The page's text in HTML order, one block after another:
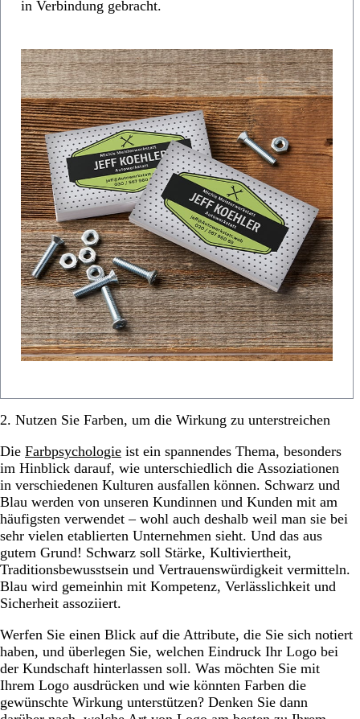
in Verbindung gebracht.
2. Nutzen Sie Farben, um die Wirkung zu unterstreichen
Die Farbpsychologie ist ein spannendes Thema, besonders
im Hinblick darauf, wie unterschiedlich die Assoziationen
in verschiedenen Kulturen ausfallen können. Schwarz und
Blau werden von unseren Kundinnen und Kunden mit am
häufigsten verwendet – wohl auch deshalb weil man sie bei
sehr vielen etablierten Unternehmen sieht. Und das aus
gutem Grund! Schwarz soll Stärke, Kultiviertheit,
Traditionsbewusstsein und Vertrauenswürdigkeit vermitteln.
Blau wird gemeinhin mit Kompetenz, Verlässlichkeit und
Sicherheit assoziiert.
Werfen Sie einen Blick auf die Attribute, die Sie sich notiert
haben, und überlegen Sie, welchen Eindruck Ihr Logo bei
der Kundschaft hinterlassen soll. Was möchten Sie mit
Ihrem Logo ausdrücken und wie könnten Farben die
gewünschte Wirkung unterstützen? Denken Sie dann